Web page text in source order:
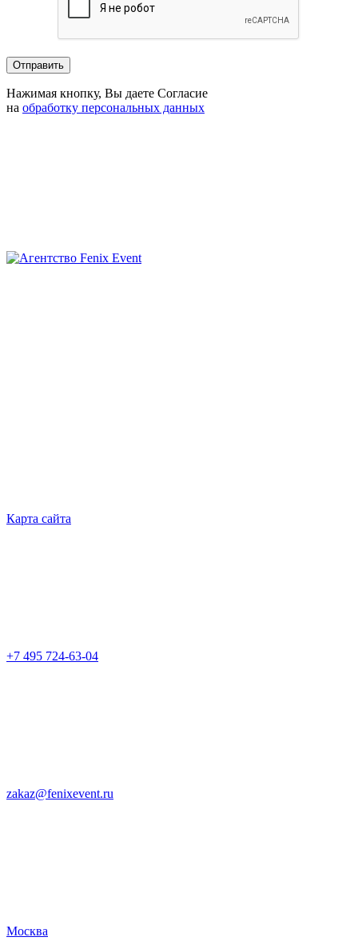
Нажимая кнопку, Вы даете Согласие
на обработку персональных данных
Агентство
Карта сайта
+7 495 724-63-04
zakaz@fenixevent.ru
Москва